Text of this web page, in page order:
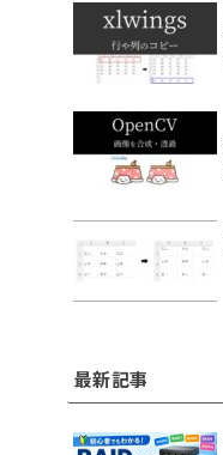
最新記事